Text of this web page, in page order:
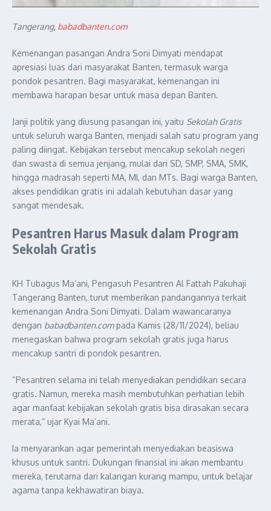
Tangerang, babadbanten.com
Kemenangan pasangan Andra Soni Dimyati mendapat
apresiasi luas dari masyarakat Banten, termasuk warga
pondok pesantren. Bagi masyarakat, kemenangan ini
membawa harapan besar untuk masa depan Banten.
Janji politik yang diusung pasangan ini, yaitu Sekolah Gratis
untuk seluruh warga Banten, menjadi salah satu program yang
paling diingat. Kebijakan tersebut mencakup sekolah negeri
dan swasta di semua jenjang, mulai dari SD, SMP, SMA, SMK,
hingga madrasah seperti MA, MI, dan MTs. Bagi warga Banten,
akses pendidikan gratis ini adalah kebutuhan dasar yang
sangat mendesak.
Pesantren Harus Masuk dalam Program
Sekolah Gratis
KH Tubagus Ma’ani, Pengasuh Pesantren Al Fattah Pakuhaji
Tangerang Banten, turut memberikan pandangannya terkait
kemenangan Andra Soni Dimyati. Dalam wawancaranya
dengan babadbanten.compada Kamis (28/11/2024), beliau
menegaskan bahwa program sekolah gratis juga harus
mencakup santri di pondok pesantren.
“Pesantren selama ini telah menyediakan pendidikan secara
gratis. Namun, mereka masih membutuhkan perhatian lebih
agar manfaat kebijakan sekolah gratis bisa dirasakan secara
merata,” ujar Kyai Ma’ani.
Ia menyarankan agar pemerintah menyediakan beasiswa
khusus untuk santri. Dukungan finansial ini akan membantu
mereka, terutama dari kalangan kurang mampu, untuk belajar
agama tanpa kekhawatiran biaya.